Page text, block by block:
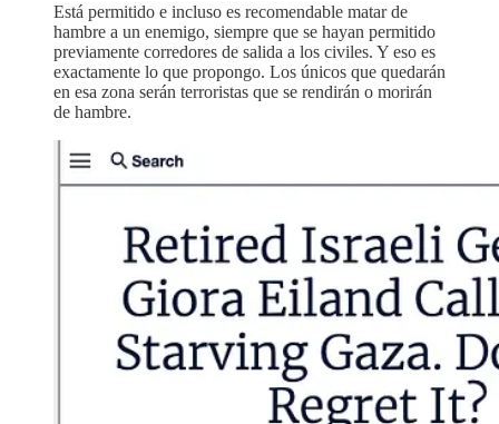
Está permitido e incluso es recomendable matar de
hambre a un enemigo, siempre que se hayan permitido
previamente corredores de salida a los civiles. Y eso es
exactamente lo que propongo. Los únicos que quedarán
en esa zona serán terroristas que se rendirán o morirán
de hambre.